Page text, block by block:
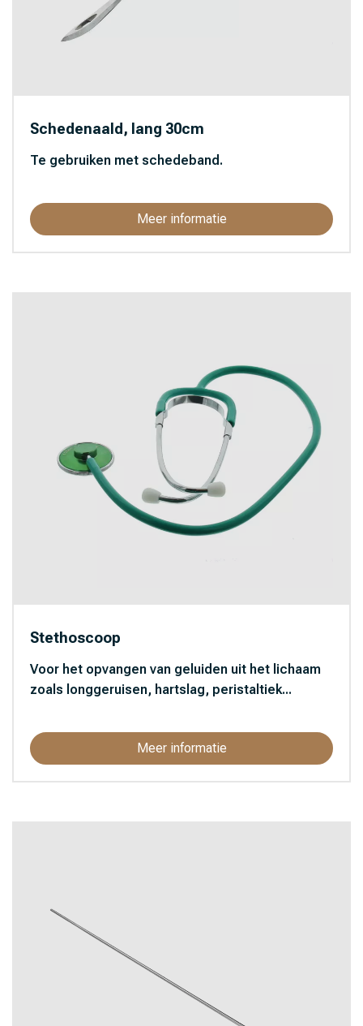
Schedenaald, lang 30cm
Te gebruiken met schedeband.
Meer informatie
Stethoscoop
Voor het opvangen van geluiden uit het lichaam
zoals longgeruisen, hartslag, peristaltiek...
Meer informatie